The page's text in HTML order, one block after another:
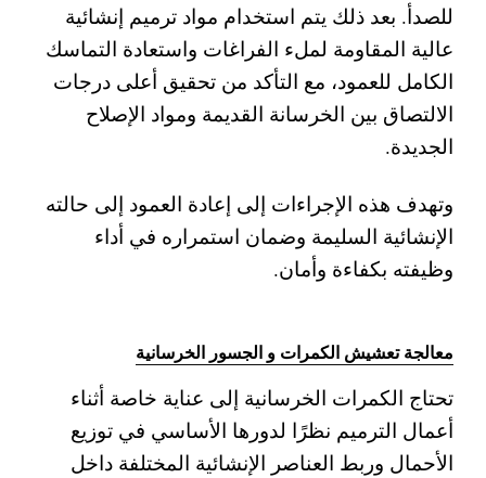
للصدأ. بعد ذلك يتم استخدام مواد ترميم إنشائية
عالية المقاومة لملء الفراغات واستعادة التماسك
الكامل للعمود، مع التأكد من تحقيق أعلى درجات
الالتصاق بين الخرسانة القديمة ومواد الإصلاح
الجديدة.
وتهدف هذه الإجراءات إلى إعادة العمود إلى حالته
الإنشائية السليمة وضمان استمراره في أداء
وظيفته بكفاءة وأمان.
معالجة تعشيش الكمرات و الجسور الخرسانية
تحتاج الكمرات الخرسانية إلى عناية خاصة أثناء
أعمال الترميم نظرًا لدورها الأساسي في توزيع
الأحمال وربط العناصر الإنشائية المختلفة داخل